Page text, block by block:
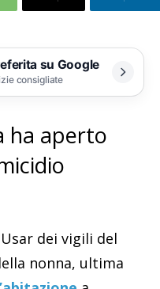
su Google
consigliate
ha aperto
dei vigili del
nonna, ultima